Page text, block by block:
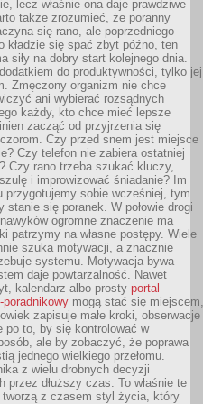
lecz właśnie ona daje prawdziwe
także zrozumieć, że poranny
się rano, ale poprzedniego
kładzie się spać zbyt późno, ten
siły na dobry start kolejnego dnia.
do produktywności, tylko jej
Zmęczony organizm nie chce
ani wybierać rozsądnych
każdy, kto chce mieć lepsze
zacząć od przyjrzenia się
Czy przed snem jest miejsce
Czy telefon nie zabiera ostatniej
Czy rano trzeba szukać kluczy,
i improwizować śniadanie? Im
przygotujemy sobie wcześniej, tym
stanie się poranek. W połowie drogi
ogromne znaczenie ma
patrzymy na własne postępy. Wiele
szuka motywacji, a znacznie
systemu. Motywacja bywa
daje powtarzalność. Nawet
kalendarz albo prosty portal
mogą stać się miejscem,
zapisuje małe kroki, obserwacje
po to, by się kontrolować w
ale by zobaczyć, że poprawa
jednego wielkiego przełomu.
z wielu drobnych decyzji
przez dłuższy czas. To właśnie te
tworzą z czasem styl życia, który